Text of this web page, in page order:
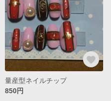
量産型ネイルチップ
850円